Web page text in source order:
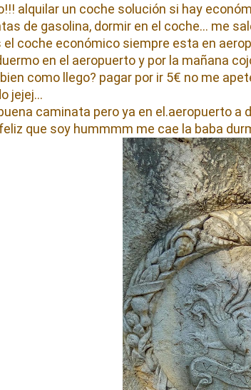
alquilar un coche solución si hay
de gasolina, dormir en el coche… me
el coche económico siempre esta en
en el aeropuerto y por la mañana
como llego? pagar por ir 5€ no me
jejej…
caminata pero ya en el.aeropuerto a
que soy hummmm me cae la baba